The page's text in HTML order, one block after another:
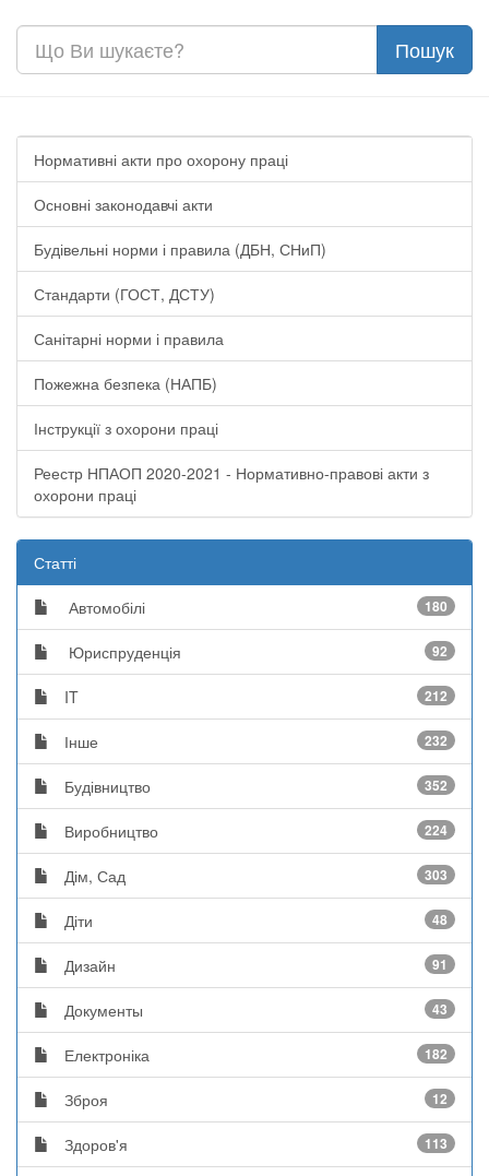
Нормативні акти про охорону праці
Основні законодавчі акти
Будівельні норми і правила (ДБН, СНиП)
Стандарти (ГОСТ, ДСТУ)
Санітарні норми і правила
Пожежна безпека (НАПБ)
Інструкції з охорони праці
Реестр НПАОП 2020-2021 - Нормативно-правові акти з
охорони праці
Статті
Автомобілі 180
Юриспруденція 92
IT 212
Інше 232
Будівництво 352
Виробництво 224
Дім, Сад 303
Діти 48
Дизайн 91
Документы 43
Електроніка 182
Зброя 12
Здоров'я 113